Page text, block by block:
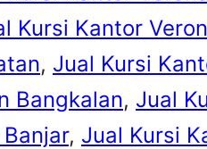
Kursi Kantor
, Jual Kursi
Bangkalan, Jual
, Jual Kursi